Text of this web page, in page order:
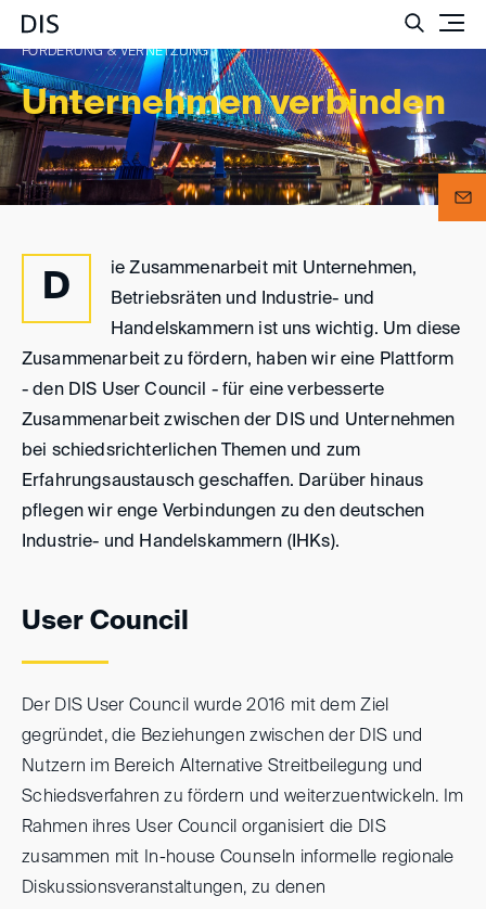
Unternehmen verbinden
FÖRDERUNG & VERNETZUNG
D
ie Zusammenarbeit mit Unternehmen,
Betriebsräten und Industrie- und
Handelskammern ist uns wichtig. Um diese
Zusammenarbeit zu fördern, haben wir eine Plattform
- den DIS User Council - für eine verbesserte
Zusammenarbeit zwischen der DIS und Unternehmen
bei schiedsrichterlichen Themen und zum
Erfahrungsaustausch geschaffen. Darüber hinaus
pflegen wir enge Verbindungen zu den deutschen
Industrie- und Handelskammern (IHKs).
User Council
Der DIS User Council wurde 2016 mit dem Ziel
gegründet, die Beziehungen zwischen der DIS und
Nutzern im Bereich Alternative Streitbeilegung und
Schiedsverfahren zu fördern und weiterzuentwickeln. Im
Rahmen ihres User Council organisiert die DIS
zusammen mit In-house Counseln informelle regionale
Diskussionsveranstaltungen, zu denen